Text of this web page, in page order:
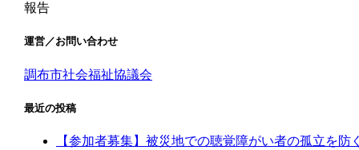
報告
運営／お問い合わせ
調布市社会福祉協議会
最近の投稿
【参加者募集】被災地での聴覚障がい者の孤立を防